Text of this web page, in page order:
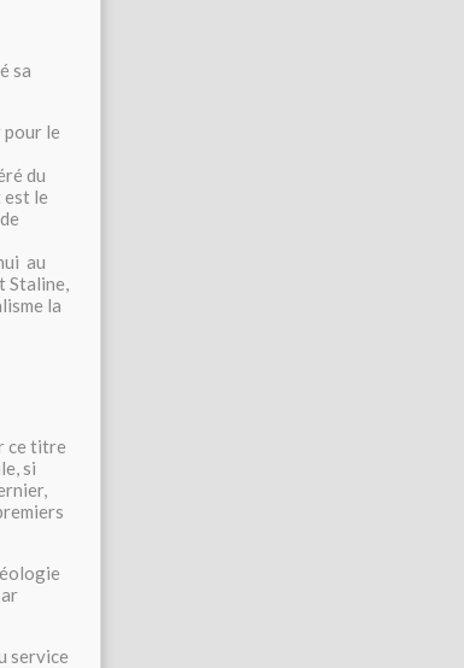
sa
pour le
du
est le
au
Staline,
la
ce titre
si
service